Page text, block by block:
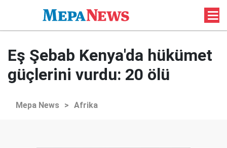
Eş Şebab Kenya'da hükümet
güçlerini vurdu: 20 ölü
Mepa News > Afrika